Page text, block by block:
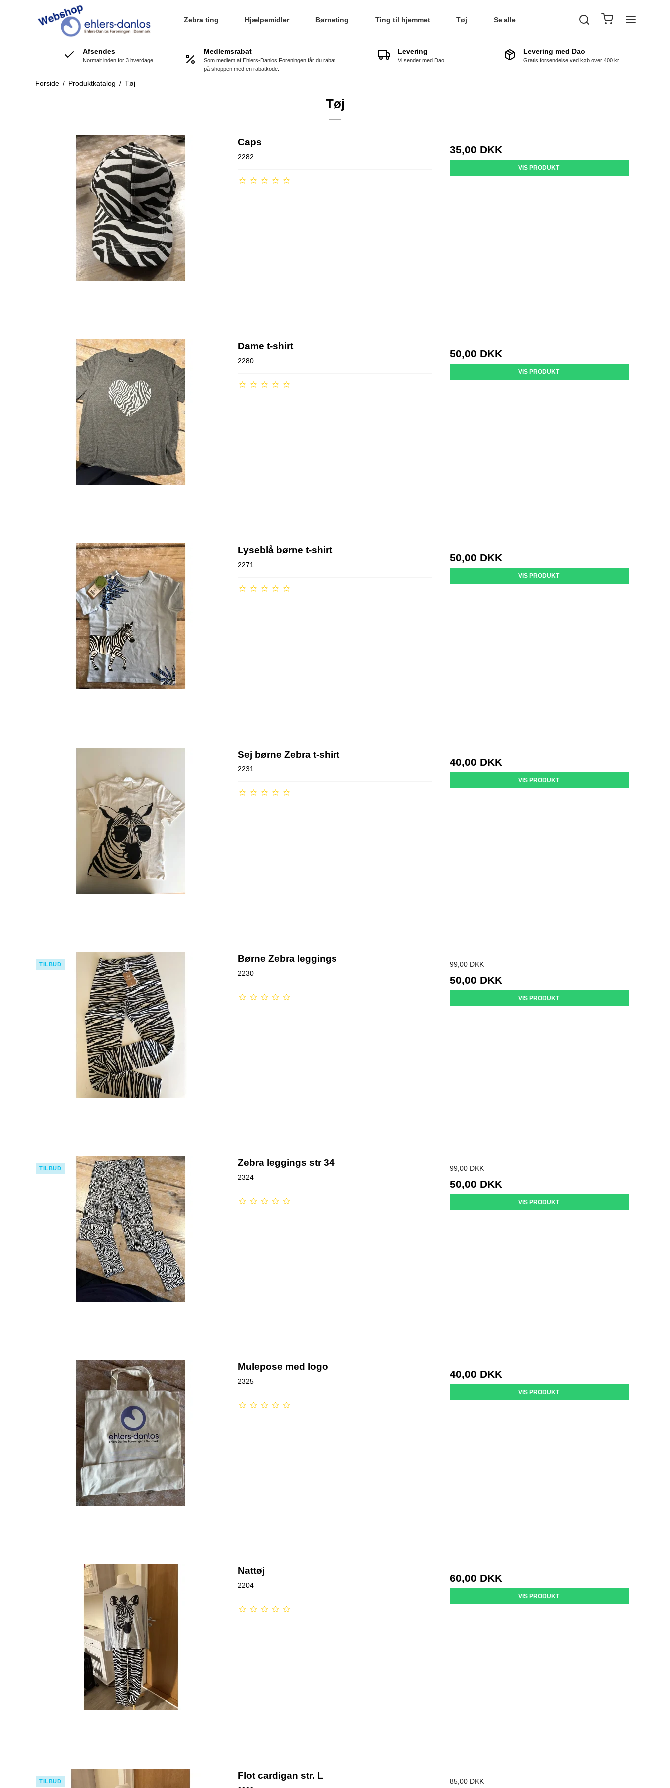
Zebra ting Hjælpemidler Børneting Ting til hjemmet Tøj Se alle
Afsendes
Normalt inden for 3 hverdage.
Medlemsrabat
Som medlem af Ehlers-Danlos Foreningen får du rabat
på shoppen med en rabatkode.
Levering
Vi sender med Dao
Levering med Dao
Gratis forsendelse ved køb over 400 kr.
Forside / Produktkatalog / Tøj
Tøj
Caps
2282
35,00 DKK
VIS PRODUKT
Dame t-shirt
2280
50,00 DKK
VIS PRODUKT
Lyseblå børne t-shirt
2271
50,00 DKK
VIS PRODUKT
Sej børne Zebra t-shirt
2231
40,00 DKK
VIS PRODUKT
TILBUD
Børne Zebra leggings
2230
99,00 DKK
50,00 DKK
VIS PRODUKT
TILBUD
Zebra leggings str 34
2324
99,00 DKK
50,00 DKK
VIS PRODUKT
Mulepose med logo
2325
40,00 DKK
VIS PRODUKT
Nattøj
2204
60,00 DKK
VIS PRODUKT
TILBUD
Flot cardigan str. L
85,00 DKK